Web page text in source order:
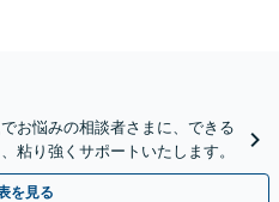
お悩みの相談者さまに、できる
粘り強くサポートいたします。
を見る